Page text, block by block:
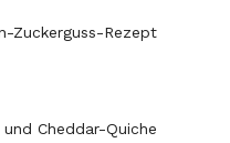
Zuckerguss-Rezept
Cheddar-Quiche